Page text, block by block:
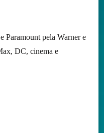
Paramount pela Warner e
DC, cinema e